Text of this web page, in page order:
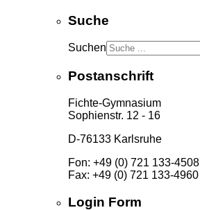
Suche
Suchen
Postanschrift
Fichte-Gymnasium
Sophienstr. 12 - 16
D-76133 Karlsruhe
Fon: +49 (0) 721 133-4508
Fax: +49 (0) 721 133-4960
Login Form